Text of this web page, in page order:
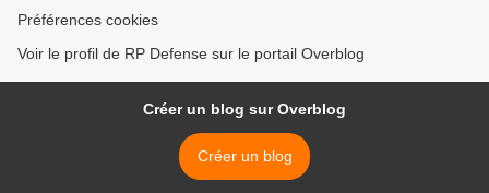
Préférences cookies
Voir le profil de RP Defense sur le portail Overblog
Créer un blog sur Overblog
Créer un blog